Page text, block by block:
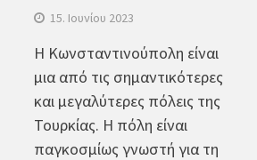
15. Ιουνίου 2023
Η Κωνσταντινούπολη είναι
μια από τις σημαντικότερες
και μεγαλύτερες πόλεις της
Τουρκίας. Η πόλη είναι
παγκοσμίως γνωστή για τη